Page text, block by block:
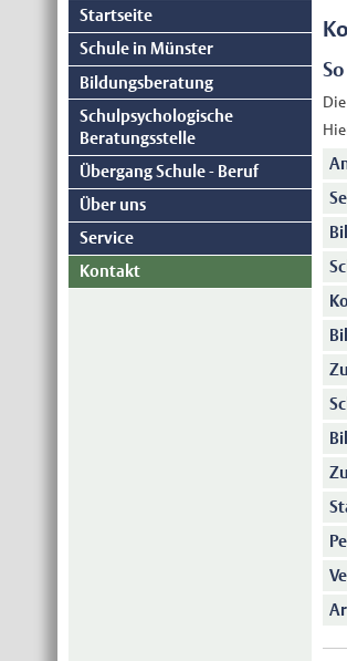
Startseite
Schule in Münster
Bildungsberatung
Schulpsychologische
Beratungsstelle
Übergang Schule - Beruf
Über uns
Service
Kontakt